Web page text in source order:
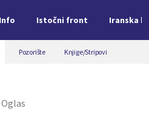
Info Istočni front Iranska
Pozorište Knjige/Stripovi